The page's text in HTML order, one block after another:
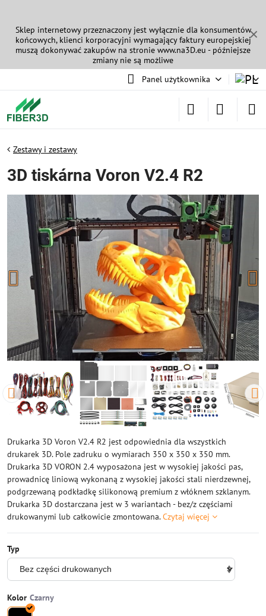
✕
Sklep internetowy przeznaczony jest wyłącznie dla konsumentów
końcowych, klienci korporacyjni wymagający faktury europejskiej
muszą dokonywać zakupów na stronie www.na3D.eu - późniejsze
zmiany nie są możliwe
Panel użytkownika
Zestawy i zestawy
3D tiskárna Voron V2.4 R2
Drukarka 3D Voron V2.4 R2 jest odpowiednia dla wszystkich
drukarek 3D. Pole zadruku o wymiarach 350 x 350 x 350 mm.
Drukarka 3D VORON 2.4 wyposażona jest w wysokiej jakości pas,
prowadnicę liniową wykonaną z wysokiej jakości stali nierdzewnej,
podgrzewaną podkładkę silikonową premium z włóknem szklanym.
Drukarka 3D dostarczana jest w 3 wariantach - bez/z częściami
drukowanymi lub całkowicie zmontowana.Czytaj więcej
Typ
Kolor